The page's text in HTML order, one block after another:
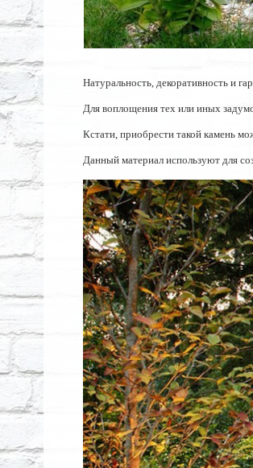
Натуральность, декоративность и
Для воплощения тех или иных
Кстати, приобрести такой камень
Данный материал используют для